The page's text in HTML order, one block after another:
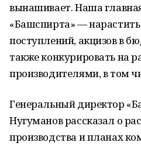
вынашивает. Наша
«Башспирта» —
поступлений, акцизов в
также конкурировать на
производителями, в том
Генеральный директор
Нугуманов рассказал о
производства и планах